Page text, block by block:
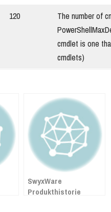
120
The number of
cmdlet is one
cmdlets)
SwyxWare
Produkthistorie